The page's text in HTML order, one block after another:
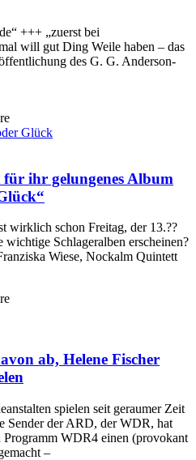
+++ „zuerst bei
will gut Ding Weile haben – das
des G. G. Anderson-
ihr gelungenes Album
wirklich schon Freitag, der 13.??
wichtige Schlageralben erscheinen?
Wiese, Nockalm Quintett
ab, Helene Fischer
spielen seit geraumer Zeit
Sender der ARD, der WDR, hat
Programm WDR4 einen (provokant
–